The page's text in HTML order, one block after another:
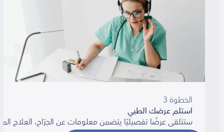
الخطوة 3
استلم عرضك الطبي
ستتلقى عرضًا تفصيليًا يتضمن معلومات عن الجرّاح، العلاج المقترح،